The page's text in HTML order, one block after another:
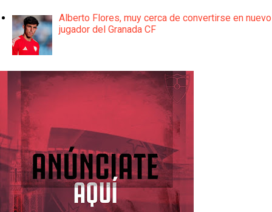
Alberto Flores, muy cerca de convertirse en nuevo
jugador del Granada CF